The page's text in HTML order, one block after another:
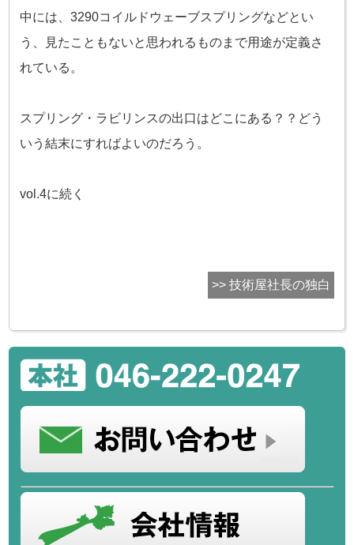
中には、3290コイルドウェーブスプリングなどとい
う、見たこともないと思われるものまで用途が定義さ
れている。
スプリング・ラビリンスの出口はどこにある？？どう
いう結末にすればよいのだろう。
vol.4に続く
>> 技術屋社長の独白